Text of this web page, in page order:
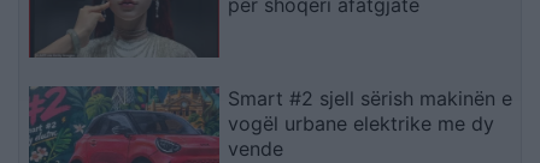
Smart #2 sjell sërish makinën e
vogël urbane elektrike me dy
vende